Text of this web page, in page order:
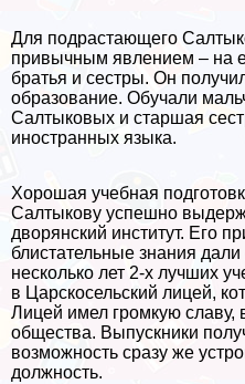
Для подрастающего
привычным явлением – на
братья и сестры. Он
образование. Обучали
Салтыковых и старшая
иностранных языка.
Хорошая учебная
Салтыкову успешно
дворянский институт. Его
блистательные знания
несколько лет 2-х лучших
в Царскосельский лицей,
Лицей имел громкую славу,
общества. Выпускники
возможность сразу же
должность.